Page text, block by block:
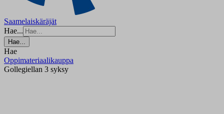
Saamelaiskäräjät
Hae...
Hae...
Hae
Oppimateriaalikauppa
Gollegiellan 3 syksy